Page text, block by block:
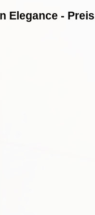
Elegance -